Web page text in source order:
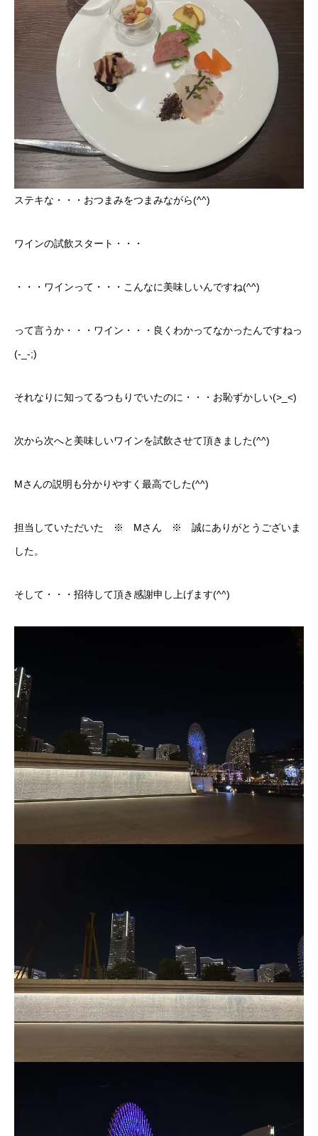
ステキな・・・おつまみをつまみながら(^^)
ワインの試飲スタート・・・
・・・ワインって・・・こんなに美味しいんですね(^^)
って言うか・・・ワイン・・・良くわかってなかったんですねっ
(-_-;)
それなりに知ってるつもりでいたのに・・・お恥ずかしい(>_<)
次から次へと美味しいワインを試飲させて頂きました(^^)
Mさんの説明も分かりやすく最高でした(^^)
担当していただいた ※ Mさん ※ 誠にありがとうございま
した。
そして・・・招待して頂き感謝申し上げます(^^)